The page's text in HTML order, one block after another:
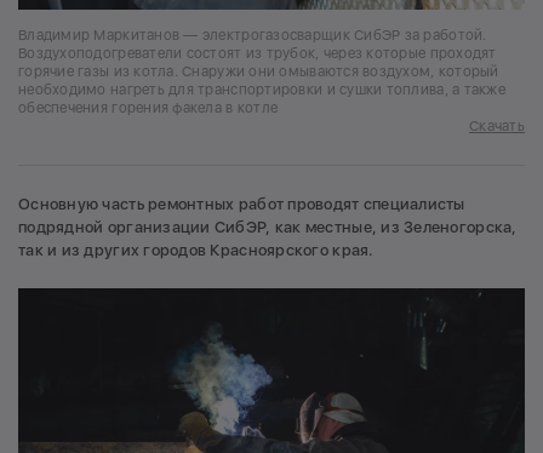
Владимир Маркитанов — электрогазосварщик СибЭР за работой.
Воздухоподогреватели состоят из трубок, через которые проходят
горячие газы из котла. Снаружи они омываются воздухом, который
необходимо нагреть для транспортировки и сушки топлива, а также
обеспечения горения факела в котле
Скачать
Основную часть ремонтных работ проводят специалисты
подрядной организации СибЭР, как местные, из Зеленогорска,
так и из других городов Красноярского края.